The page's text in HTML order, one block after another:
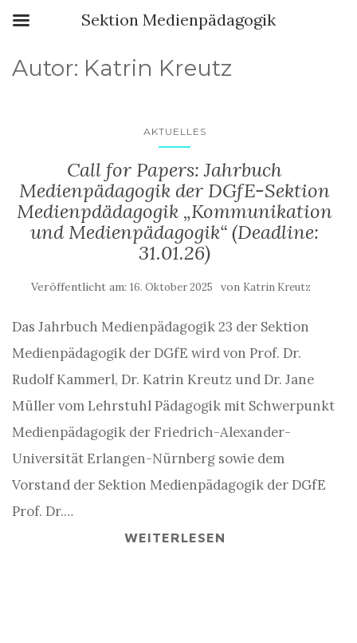
Autor: Katrin Kreutz
AKTUELLES
Call for Papers: Jahrbuch
Medienpädagogik der DGfE-Sektion
Medienpdädagogik „Kommunikation
und Medienpädagogik“ (Deadline:
31.01.26)
Veröffentlicht am: 16. Oktober 2025 von Katrin Kreutz
Das Jahrbuch Medienpädagogik 23 der Sektion
Medienpädagogik der DGfE wird von Prof. Dr.
Rudolf Kammerl, Dr. Katrin Kreutz und Dr. Jane
Müller vom Lehrstuhl Pädagogik mit Schwerpunkt
Medienpädagogik der Friedrich-Alexander-
Universität Erlangen-Nürnberg sowie dem
Vorstand der Sektion Medienpädagogik der DGfE
Prof. Dr.…
WEITERLESEN
Sektion Medienpädagogik